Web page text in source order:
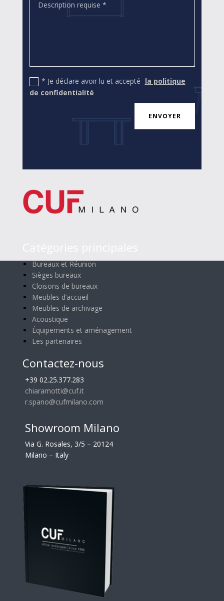
* Je déclare avoir lu et accepté la politique
de confidentialité
ENVOYER
Bureaux et Réunion
Sièges bureaux
Cloisons de bureaux
Meubles d’accueil
Meubles de archivage
Acoustique
Équipements et aménagement
Les partenaires
Contactez-nous
+39 02.25.377.283
chiaramotti@cuf.it
r.spano@cufmilano.com
Showroom Milano
Via G. Rosales, 3/5 – 20124
Milano – Italy